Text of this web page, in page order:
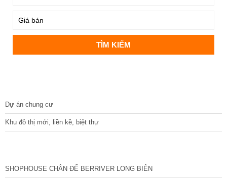
Dự án chung cư
Khu đô thị mới, liền kề, biệt thự
SHOPHOUSE CHÂN ĐẾ BERRIVER LONG BIÊN